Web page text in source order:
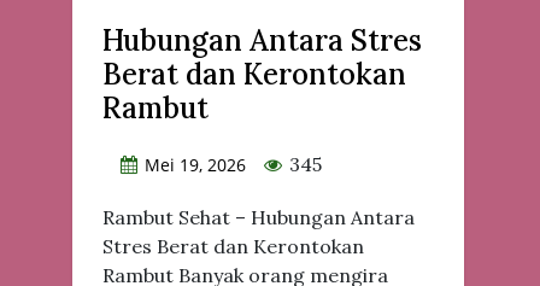
Hubungan Antara Stres
Berat dan Kerontokan
Rambut
Mei 19, 2026 345
Rambut Sehat – Hubungan Antara
Stres Berat dan Kerontokan
Rambut Banyak orang mengira